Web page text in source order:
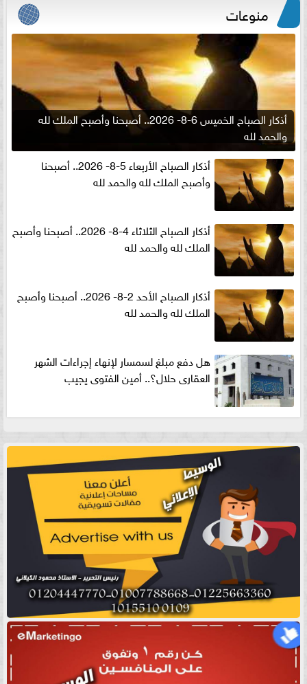
منوعات
أذكار الصباح الخميس 6-8- 2026.. أصبحنا وأصبح الملك لله
والحمد لله
أذكار الصباح الأربعاء 5-8- 2026.. أصبحنا
وأصبح الملك لله والحمد لله
أذكار الصباح الثلاثاء 4-8- 2026.. أصبحنا وأصبح
الملك لله والحمد لله
أذكار الصباح الأحد 2-8- 2026.. أصبحنا وأصبح
الملك لله والحمد لله
هل دفع مبلغ لسمسار لإنهاء إجراءات الشهر
العقارى حلال؟.. أمين الفتوى يجيب